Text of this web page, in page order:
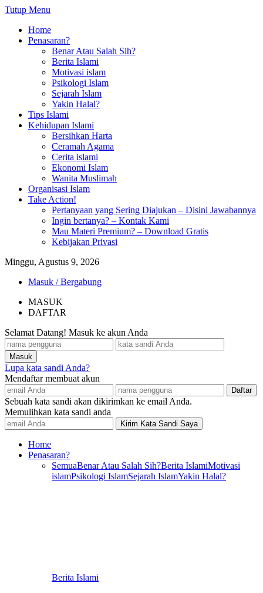
Tutup Menu
Home
Penasaran?
Benar Atau Salah Sih?
Berita Islami
Motivasi islam
Psikologi Islam
Sejarah Islam
Yakin Halal?
Tips Islami
Kehidupan Islami
Bersihkan Harta
Ceramah Agama
Cerita islami
Ekonomi Islam
Wanita Muslimah
Organisasi Islam
Take Action!
Pertanyaan yang Sering Diajukan – Disini Jawabannya
Ingin bertanya? – Kontak Kami
Mau Materi Premium? – Download Gratis
Kebijakan Privasi
Minggu, Agustus 9, 2026
Masuk / Bergabung
MASUK
DAFTAR
Selamat Datang! Masuk ke akun Anda
Lupa kata sandi Anda?
Mendaftar membuat akun
Sebuah kata sandi akan dikirimkan ke email Anda.
Memulihkan kata sandi anda
Home
Penasaran?
SemuaBenar Atau Salah Sih?Berita IslamiMotivasi
islamPsikologi IslamSejarah IslamYakin Halal?
Berita Islami